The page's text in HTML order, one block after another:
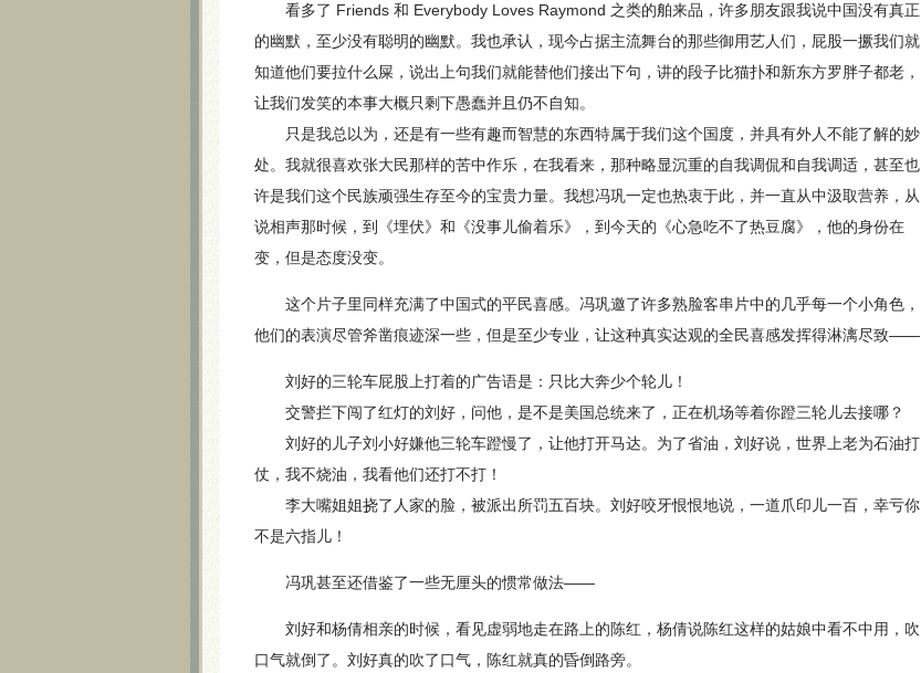
看多了 Friends 和 Everybody Loves Raymond 之类的舶来品，许多朋友跟我说中国没有真正
的幽默，至少没有聪明的幽默。我也承认，现今占据主流舞台的那些御用艺人们，屁股一撅我们就
知道他们要拉什么屎，说出上句我们就能替他们接出下句，讲的段子比猫扑和新东方罗胖子都老，
让我们发笑的本事大概只剩下愚蠢并且仍不自知。
只是我总以为，还是有一些有趣而智慧的东西特属于我们这个国度，并具有外人不能了解的妙
处。我就很喜欢张大民那样的苦中作乐，在我看来，那种略显沉重的自我调侃和自我调适，甚至也
许是我们这个民族顽强生存至今的宝贵力量。我想冯巩一定也热衷于此，并一直从中汲取营养，从
说相声那时候，到《埋伏》和《没事儿偷着乐》，到今天的《心急吃不了热豆腐》，他的身份在
变，但是态度没变。
这个片子里同样充满了中国式的平民喜感。冯巩邀了许多熟脸客串片中的几乎每一个小角色，
他们的表演尽管斧凿痕迹深一些，但是至少专业，让这种真实达观的全民喜感发挥得淋漓尽致——
刘好的三轮车屁股上打着的广告语是：只比大奔少个轮儿！
交警拦下闯了红灯的刘好，问他，是不是美国总统来了，正在机场等着你蹬三轮儿去接哪？
刘好的儿子刘小好嫌他三轮车蹬慢了，让他打开马达。为了省油，刘好说，世界上老为石油打
仗，我不烧油，我看他们还打不打！
李大嘴姐姐挠了人家的脸，被派出所罚五百块。刘好咬牙恨恨地说，一道爪印儿一百，幸亏你
不是六指儿！
冯巩甚至还借鉴了一些无厘头的惯常做法——
刘好和杨倩相亲的时候，看见虚弱地走在路上的陈红，杨倩说陈红这样的姑娘中看不中用，吹
口气就倒了。刘好真的吹了口气，陈红就真的昏倒路旁。